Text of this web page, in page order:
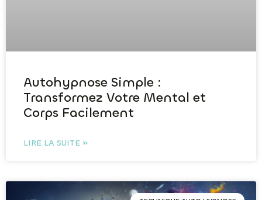
Autohypnose Simple :
Transformez Votre Mental et
Corps Facilement
LIRE LA SUITE »